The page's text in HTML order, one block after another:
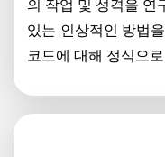
의 작업 및 성격을 연
있는 인상적인 방법
코드에 대해 정식으